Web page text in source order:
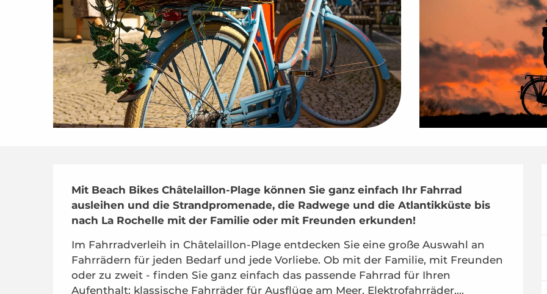
Beschreibung
Mit Beach Bikes Châtelaillon-Plage können Sie ganz einfach Ihr Fahrrad
ausleihen und die Strandpromenade, die Radwege und die Atlantikküste bis
nach La Rochelle mit der Familie oder mit Freunden erkunden!
Im Fahrradverleih in Châtelaillon-Plage entdecken Sie eine große Auswahl an
Fahrrädern für jeden Bedarf und jede Vorliebe. Ob mit der Familie, mit Freunden
oder zu zweit - finden Sie ganz einfach das passende Fahrrad für Ihren
Aufenthalt: klassische Fahrräder für Ausflüge am Meer, Elektrofahrräder,...